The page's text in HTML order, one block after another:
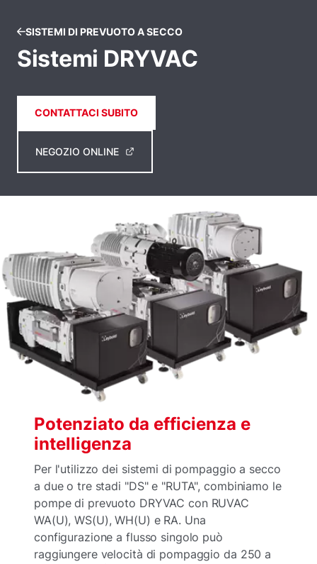
SISTEMI DI PREVUOTO A SECCO
Sistemi DRYVAC
CONTATTACI SUBITO
NEGOZIO ONLINE
Potenziato da efficienza e
intelligenza
Per l'utilizzo dei sistemi di pompaggio a secco
a due o tre stadi "DS" e "RUTA", combiniamo le
pompe di prevuoto DRYVAC con RUVAC
WA(U), WS(U), WH(U) e RA. Una
configurazione a flusso singolo può
raggiungere velocità di pompaggio da 250 a